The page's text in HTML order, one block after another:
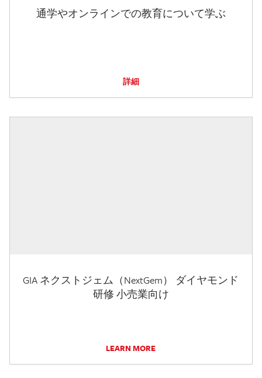
通学やオンラインでの教育について学ぶ
詳細
GIA ネクストジェム（NextGem） ダイヤモンド
研修 小売業向け
LEARN MORE